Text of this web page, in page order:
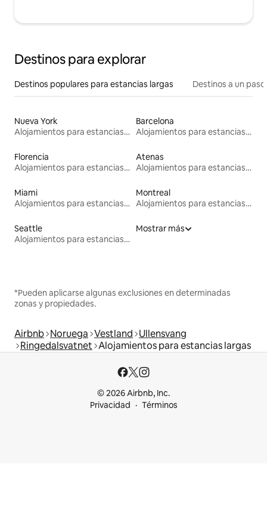
Destinos para explorar
Destinos populares para estancias largas Destinos a un
Nueva York
Alojamientos para estancias largas
Barcelona
Alojamientos para estancias largas
Florencia
Alojamientos para estancias largas
Atenas
Alojamientos para estancias largas
Miami
Alojamientos para estancias largas
Montreal
Alojamientos para estancias largas
Seattle
Alojamientos para estancias largas
Mostrar más
*Pueden aplicarse algunas exclusiones en determinadas
zonas y propiedades.
Airbnb Noruega Vestland Ullensvang
Ringedalsvatnet Alojamientos para estancias largas
© 2026 Airbnb, Inc.
Privacidad
Términos